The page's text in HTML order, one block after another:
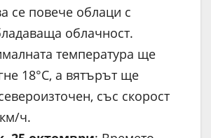
се повече облаци с
облачност.
температура ще
18°C, а вятърът ще
със скорост
ч.